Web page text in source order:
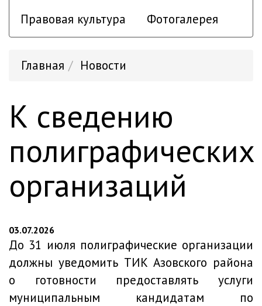
Правовая культура Фотогалерея
Главная Новости
К сведению
полиграфических
организаций
03.07.2026
До 31 июля полиграфические организации
должны уведомить ТИК Азовского района
о готовности предоставлять услуги
муниципальным кандидатам по